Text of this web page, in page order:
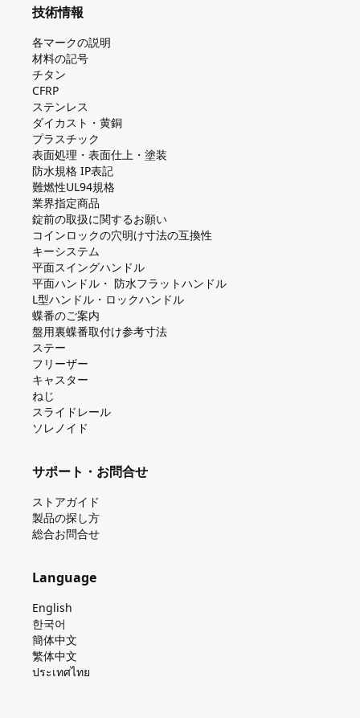
技術情報
各マークの説明
材料の記号
チタン
CFRP
ステンレス
ダイカスト・⻩銅
プラスチック
表面処理・表面仕上・塗装
防⽔規格 IP表記
難燃性UL94規格
業界指定商品
錠前の取扱に関するお願い
コインロックの⽳明け⼨法の互換性
キーシステム
平⾯スイングハンドル
平⾯ハンドル・ 防⽔フラットハンドル
L型ハンドル・ロックハンドル
蝶番のご案内
盤⽤裏蝶番取付け参考⼨法
ステー
フリーザー
キャスター
ねじ
スライドレール
ソレノイド
サポート・お問合せ
ストアガイド
製品の探し⽅
総合お問合せ
Language
English
한국어
簡体中文
繁体中文
ประเทศไทย